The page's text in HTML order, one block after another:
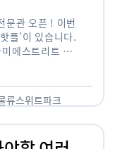
문관 오픈 ! 이번
플’이 있습니다.
에스트리트 분
류스위트파크